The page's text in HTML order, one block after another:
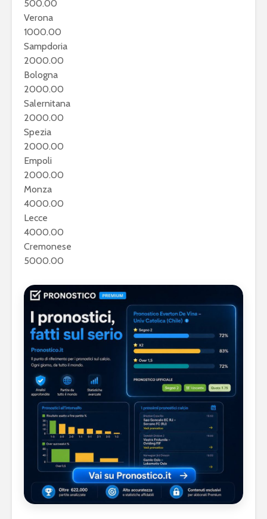
500.00
Verona
1000.00
Sampdoria
2000.00
Bologna
2000.00
Salernitana
2000.00
Spezia
2000.00
Empoli
2000.00
Monza
4000.00
Lecce
4000.00
Cremonese
5000.00